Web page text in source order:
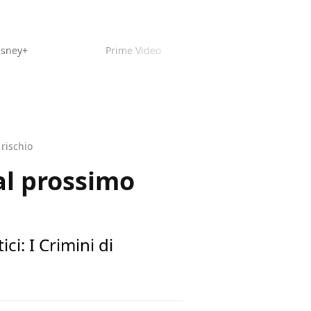
Prime Video
prossimo
I Crimini di